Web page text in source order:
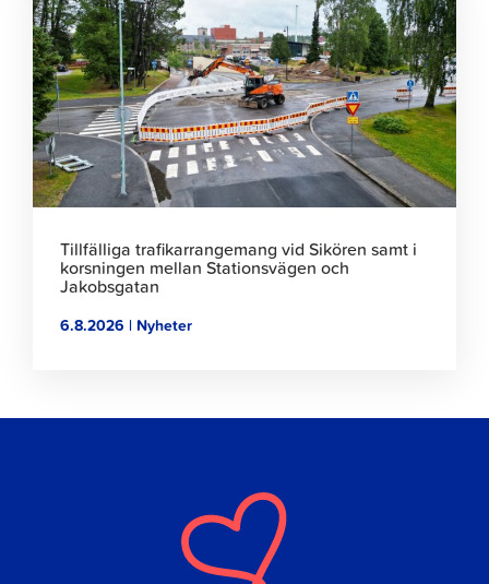
för
att
läsa
artikeln
Tillfälliga trafikarrangemang vid Sikören samt i
korsningen mellan Stationsvägen och
Jakobsgatan
6.8.2026 | Nyheter